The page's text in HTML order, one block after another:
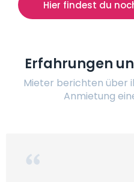
Hier findest du
Erfahrungen
Mieter berichten über
Anmietung